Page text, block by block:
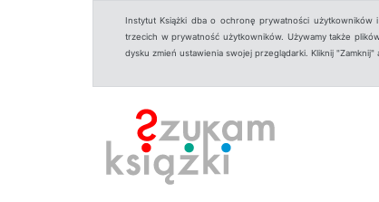
Instytut Książki dba o ochronę prywatności
trzecich w prywatność użytkowników. Używamy także
dysku zmień ustawienia swojej przeglądarki. Kliknij